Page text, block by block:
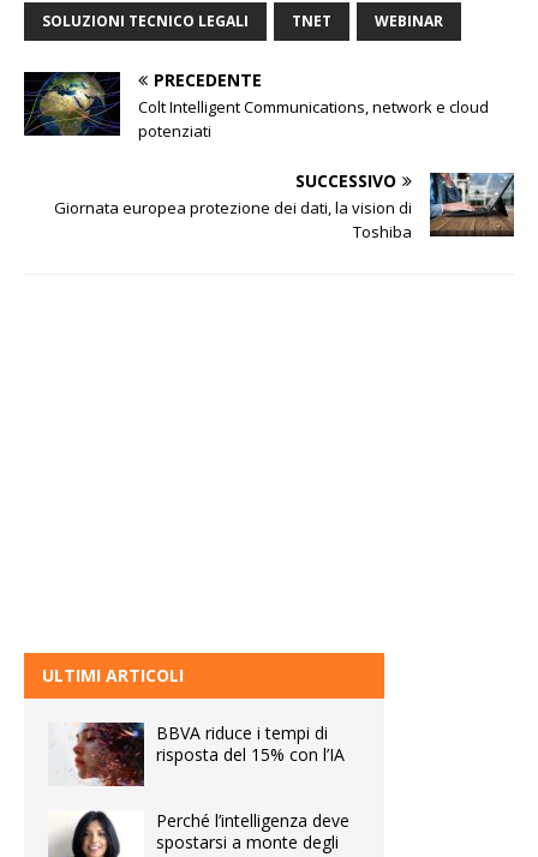
SOLUZIONI TECNICO LEGALI TNET WEBINAR
PRECEDENTE
Colt Intelligent Communications, network e cloud
potenziati
SUCCESSIVO
Giornata europea protezione dei dati, la vision di
Toshiba
ULTIMI ARTICOLI
BBVA riduce i tempi di
risposta del 15% con l’IA
Perché l’intelligenza deve
spostarsi a monte degli